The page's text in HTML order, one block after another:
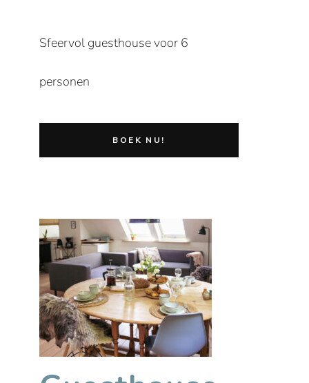
Sfeervol guesthouse voor 6
personen